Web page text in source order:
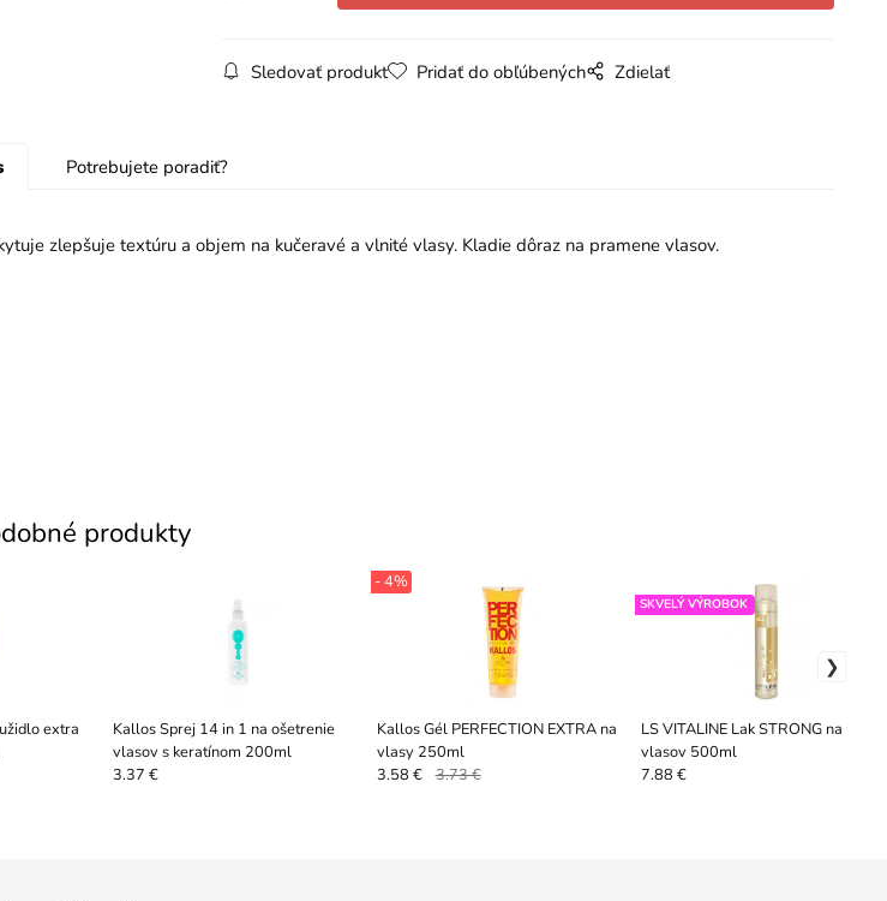
Sledovať produkt Pridať do obľúbených Zdielať
Potrebujete poradiť?
zlepšuje textúru a objem na kučeravé a vlnité vlasy. Kladie dôraz na pramene vlasov.
produkty
extra
Kallos Sprej 14 in 1 na ošetrenie
vlasov s keratínom 200ml
3.37 €
Kallos Gél PERFECTION EXTRA na
vlasy 250ml
- 4%
3.58 € 3.73 €
LS VITALINE Lak STRONG na objem
vlasov 500ml
SKVELÝ VÝROBOK
7.88 €